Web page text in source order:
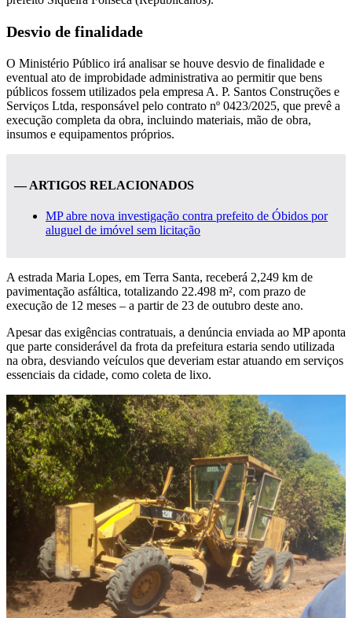
Desvio de finalidade
O Ministério Público irá analisar se houve desvio de finalidade e
eventual ato de improbidade administrativa ao permitir que bens
públicos fossem utilizados pela empresa A. P. Santos Construções e
Serviços Ltda, responsável pelo contrato nº 0423/2025, que prevê a
execução completa da obra, incluindo materiais, mão de obra,
insumos e equipamentos próprios.
— ARTIGOS RELACIONADOS
MP abre nova investigação contra prefeito de Óbidos por
aluguel de imóvel sem licitação
A estrada Maria Lopes, em Terra Santa, receberá 2,249 km de
pavimentação asfáltica, totalizando 22.498 m², com prazo de
execução de 12 meses – a partir de 23 de outubro deste ano.
Apesar das exigências contratuais, a denúncia enviada ao MP aponta
que parte considerável da frota da prefeitura estaria sendo utilizada
na obra, desviando veículos que deveriam estar atuando em serviços
essenciais da cidade, como coleta de lixo.